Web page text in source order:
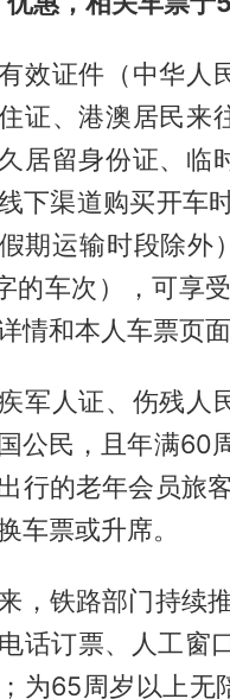
效证件（中华人
证、港澳居民来
居留身份证、临
下渠道购买开车
期运输时段除外
的车次），可享
情和本人车票页面
军人证、伤残人
公民，且年满60
行的老年会员旅
车票或升席。
，铁路部门持续
话订票、人工窗
为65周岁以上无